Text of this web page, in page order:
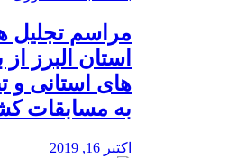
مراسم تجلیل
استان البرز
های استانی و
به مسابقات
اکتبر 16, 2019